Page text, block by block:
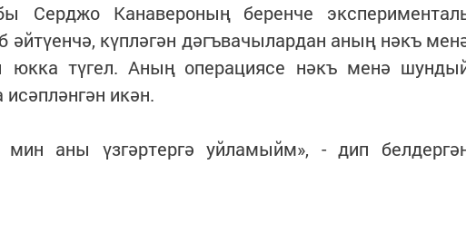
Серджо Канавероның беренче
әйтүенчә, күпләгән дәгъвачылардан аның нәкъ
юкка түгел. Аның операциясе нәкъ менә
икән.
аны үзгәртергә уйламыйм», - дип